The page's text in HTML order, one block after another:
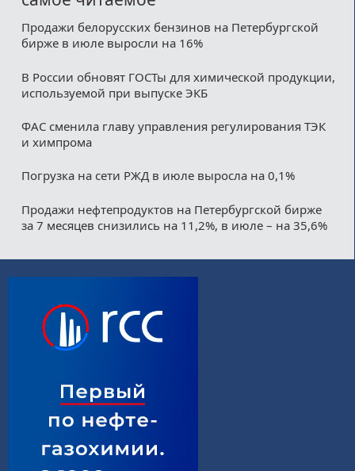
Продажи белорусских бензинов на Петербургской
бирже в июле выросли на 16%
В России обновят ГОСТы для химической продукции,
используемой при выпуске ЭКБ
ФАС сменила главу управления регулирования ТЭК
и химпрома
Погрузка на сети РЖД в июле выросла на 0,1%
Продажи нефтепродуктов на Петербургской бирже
за 7 месяцев снизились на 11,2%, в июле – на 35,6%